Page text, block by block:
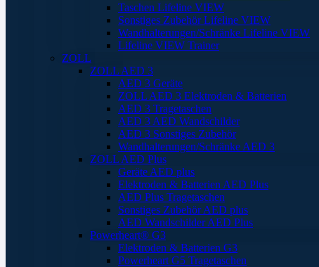
Taschen Lifeline VIEW
Sonstiges Zubehör Lifeline VIEW
Wandhalterungen/Schränke Lifeline VIEW
Lifeline VIEW Trainer
ZOLL
ZOLL AED 3
AED 3 Geräte
ZOLL AED 3 Elektroden & Batterien
AED 3 Tragetaschen
AED 3 AED Wandschilder
AED 3 Sonstiges Zubehör
Wandhalterungen/Schränke AED 3
ZOLL AED Plus
Geräte AED plus
Elektroden & Batterien AED Plus
AED Plus Tragetaschen
Sonstiges Zubehör AED plus
AED Wandschilder AED Plus
Powerheart® G3
Elektroden & Batterien G3
Powerheart G5 Tragetaschen